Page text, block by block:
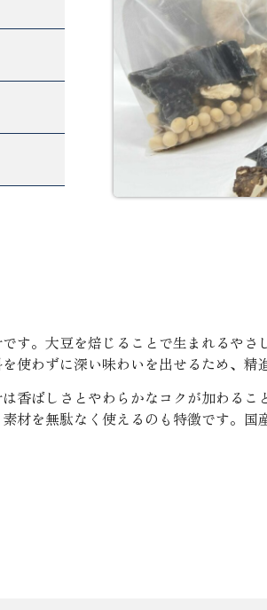
す。大豆を焙じることで生まれるやさ
わずに深い味わいを出せるため、精
ばしさとやわらかなコクが加わるこ
材を無駄なく使えるのも特徴です。